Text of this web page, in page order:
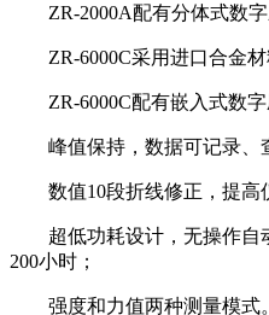
ZR-2000A配有分体式数字
ZR-6000C采用进口合金材
ZR-6000C配有嵌入式数字
峰值保持，数据可记录、
数值10段折线修正，提高
超低功耗设计，无操作自
200小时；
强度和力值两种测量模式。